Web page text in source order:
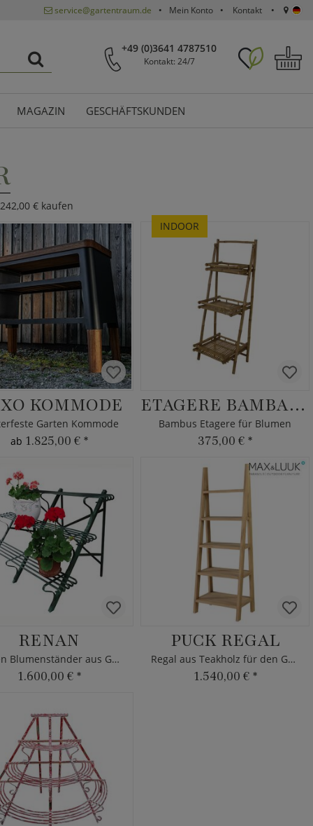
service@gartentraum.de Mein Konto Kontakt
+49 (0)3641 4787510
Kontakt: 24/7
MAGAZIN GESCHÄFTSKUNDEN
€ kaufen
KOMMODE
Garten Kommode
ab 1.825,00 € *
INDOOR
ETAGERE BAMBANA
Bambus Etagere für Blumen
375,00 € *
RENAN
Etagen Blumenständer aus Gusseisen
1.600,00 € *
PUCK REGAL
Regal aus Teakholz für den Garten - Max&Luuk
1.540,00 € *